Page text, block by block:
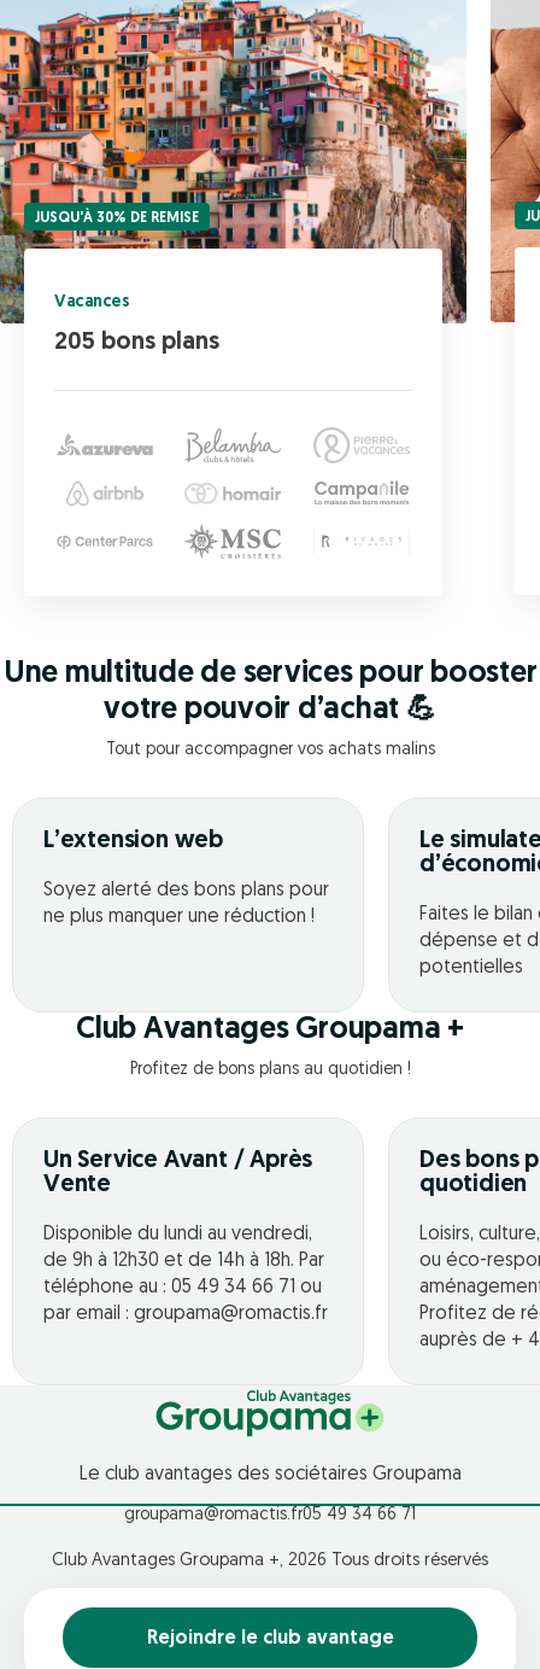
Rejoindre le club avantage
JUSQU'À 30% DE REMISE
Vacances
205 bons plans
Une multitude de services pour booster
votre pouvoir d’achat 💪
Tout pour accompagner vos achats malins
L’extension web
Soyez alerté des bons plans pour
ne plus manquer une réduction !
Le
Faites le
dépense et
potentielles
Club Avantages Groupama +
Profitez de bons plans au quotidien !
Un Service Avant / Après
Vente
Disponible du lundi au vendredi,
de 9h à 12h30 et de 14h à 18h. Par
téléphone au : 05 49 34 66 71 ou
par email : groupama@romactis.fr
Des bons
quotidien
Loisirs,
ou éco-
Profitez de
auprès de +
Le club avantages des sociétaires Groupama
groupama@romactis.fr05 49 34 66 71
Club Avantages Groupama +, 2026 Tous droits réservés